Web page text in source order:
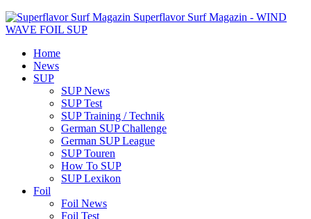
Superflavor Surf Magazin - WIND
WAVE FOIL SUP
Home
News
SUP
SUP News
SUP Test
SUP Training / Technik
German SUP Challenge
German SUP League
SUP Touren
How To SUP
SUP Lexikon
Foil
Foil News
Foil Test